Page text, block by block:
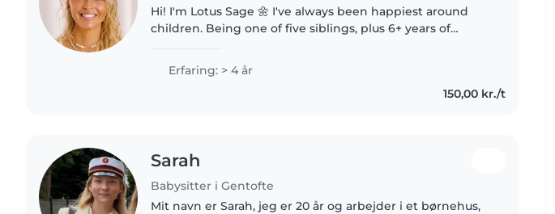
Hi! I'm Lotus Sage 🌼 I've always been happiest around
children. Being one of five siblings, plus 6+ years of
part of my life...
Erfaring: > 4 år
150,00 kr./t
Sarah
Babysitter i Gentofte
Mit navn er Sarah, jeg er 20 år og arbejder i et børnehus,